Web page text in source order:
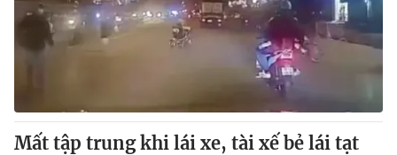
Mất tập trung khi lái xe, tài xế bẻ lái tạt